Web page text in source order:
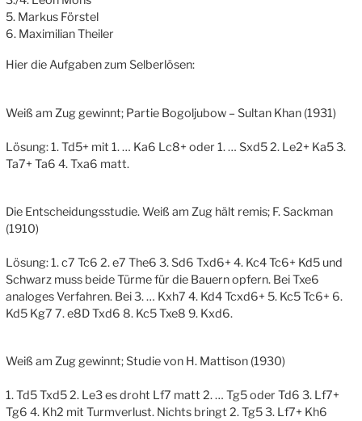
5. Markus Förstel
6. Maximilian Theiler
Hier die Aufgaben zum Selberlösen:
Weiß am Zug gewinnt; Partie Bogoljubow – Sultan Khan (1931)
Lösung: 1. Td5+ mit 1. … Ka6 Lc8+ oder 1. … Sxd5 2. Le2+ Ka5 3.
Ta7+ Ta6 4. Txa6 matt.
Die Entscheidungsstudie. Weiß am Zug hält remis; F. Sackman
(1910)
Lösung: 1. c7 Tc6 2. e7 The6 3. Sd6 Txd6+ 4. Kc4 Tc6+ Kd5 und
Schwarz muss beide Türme für die Bauern opfern. Bei Txe6
analoges Verfahren. Bei 3. … Kxh7 4. Kd4 Tcxd6+ 5. Kc5 Tc6+ 6.
Kd5 Kg7 7. e8D Txd6 8. Kc5 Txe8 9. Kxd6.
Weiß am Zug gewinnt; Studie von H. Mattison (1930)
1. Td5 Txd5 2. Le3 es droht Lf7 matt 2. … Tg5 oder Td6 3. Lf7+
Tg6 4. Kh2 mit Turmverlust. Nichts bringt 2. Tg5 3. Lf7+ Kh6